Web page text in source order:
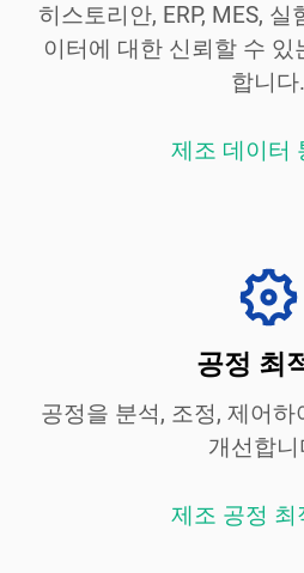
히스토리안, ERP, MES,
이터에 대한 신뢰할 수
합니다.
제조 데이터
공정 최
공정을 분석, 조정, 제어
개선합니
제조 공정 최